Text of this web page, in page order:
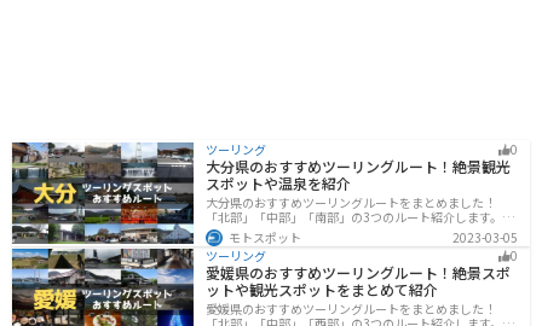
ツーリング 0
大分県のおすすめツーリングルート！絶景観光
スポットや温泉を紹介
大分県のおすすめツーリングルートをまとめました！
「北部」「中部」「南部」の3つのルート紹介します。阿
蘇の雄大な自然を満喫できるスポットや温泉を満喫する
ツーリングができます。バイクで大分県にツーリングに
行く際は参考にしてください。
モトスポット
2023-03-05
ツーリング
0
愛媛県のおすすめツーリングルート！絶景スポ
ットや観光スポットをまとめて紹介
愛媛県のおすすめツーリングルートをまとめました！